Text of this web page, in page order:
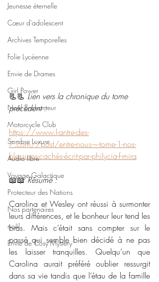
Jeunesse éternelle
Cœur d'adolescent
Archives Temporelles
Folie Lycéenne
Envie de Drames
Girl Power
Noël Enchanteur
Motorcycle Club
Sombre Luxure
Audio libre
Voyage Galactique
Protecteur des Nations
Nos partenaires
noêl
Envie de Cosy Mystery
📃📃 Lien vers la chronique du tome
précédent :
https://www.l-antre-des-
7.com//post/entre-nous-~-tome-1-nos-
blessures-cachés-écrit-par-philycia-f-mira
📖📖 Résumé :
Carolina et Wesley ont réussi à surmonter
leurs différences, et le bonheur leur tend les
bras. Mais c’était sans compter sur le
passé qui semble bien décidé à ne pas
les laisser tranquilles. Quelqu’un que
Carolina aurait préféré oublier ressurgit
dans sa vie tandis que l’étau de la famille